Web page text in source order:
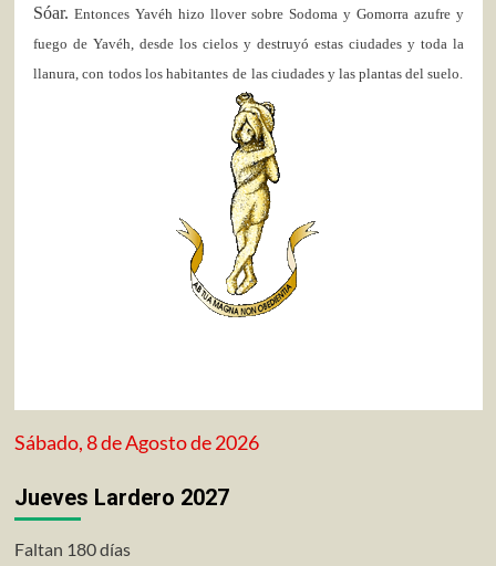
Sóar.Entonces Yavéh hizo llover sobre Sodoma y Gomorra azufre y
fuego de Yavéh, desde los cielos y destruyó estas ciudades y toda la
llanura, con todos los habitantes de las ciudades y las plantas del suelo.
Sábado, 8 de Agosto de 2026
Jueves Lardero 2027
Faltan 180 días